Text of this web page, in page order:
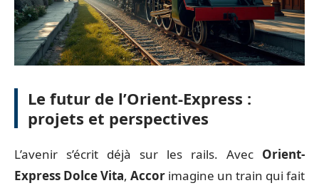
Le futur de l’Orient-Express :
projets et perspectives
L’avenir s’écrit déjà sur les rails. Avec Orient-
Express Dolce Vita, Accor imagine un train qui fait